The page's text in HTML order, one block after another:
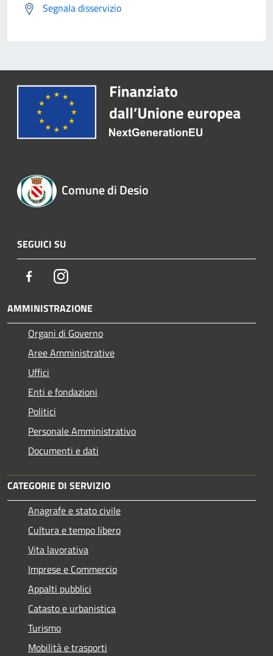
Segnala disservizio
Comune di Desio
SEGUICI SU
FacebookInstagram
AMMINISTRAZIONE
Organi di Governo
Aree Amministrative
Uffici
Enti e fondazioni
Politici
Personale Amministrativo
Documenti e dati
CATEGORIE DI SERVIZIO
Anagrafe e stato civile
Cultura e tempo libero
Vita lavorativa
Imprese e Commercio
Appalti pubblici
Catasto e urbanistica
Turismo
Mobilità e trasporti